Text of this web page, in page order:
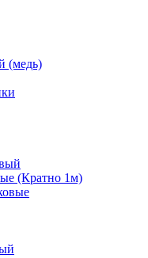
(медь)
(Кратно 1м)